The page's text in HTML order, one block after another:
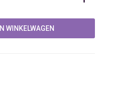
IN WINKELWAGEN